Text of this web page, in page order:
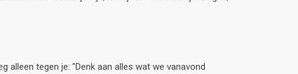
alleen tegen je: "Denk aan alles wat we vanavond